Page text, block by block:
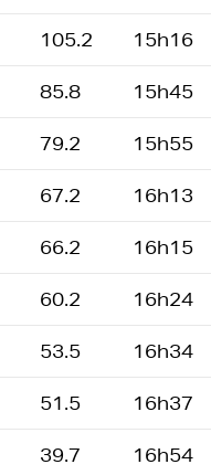
105.2 15h16
85.8 15h45
79.2 15h55
67.2 16h13
66.2 16h15
60.2 16h24
53.5 16h34
51.5 16h37
39.7 16h54